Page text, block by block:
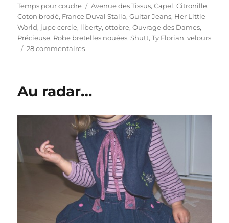
le
Temps pour coudre
Étiquettes
Avenue des Tissus,Capel,Citronille,
Coton brodé, France Duval Stalla,Guitar Jeans, Her Little
World, jupe cercle, liberty,ottobre,Ouvrage des Dames,
Précieuse, Robe bretelles nouées,Shutt,Ty Florian,velours
28 commentairessur
Au radar…